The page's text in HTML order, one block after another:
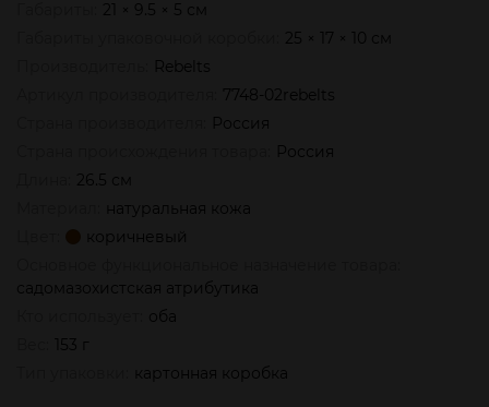
21 × 9.5 × 5 см
25 × 17 × 10 см
Rebelts
7748-02rebelts
Россия
Россия
26.5 см
натуральная кожа
коричневый
садомазохистская атрибутика
оба
153 г
картонная коробка